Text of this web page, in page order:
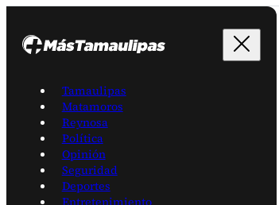
Tamaulipas
Matamoros
Reynosa
Política
Opinión
Seguridad
Deportes